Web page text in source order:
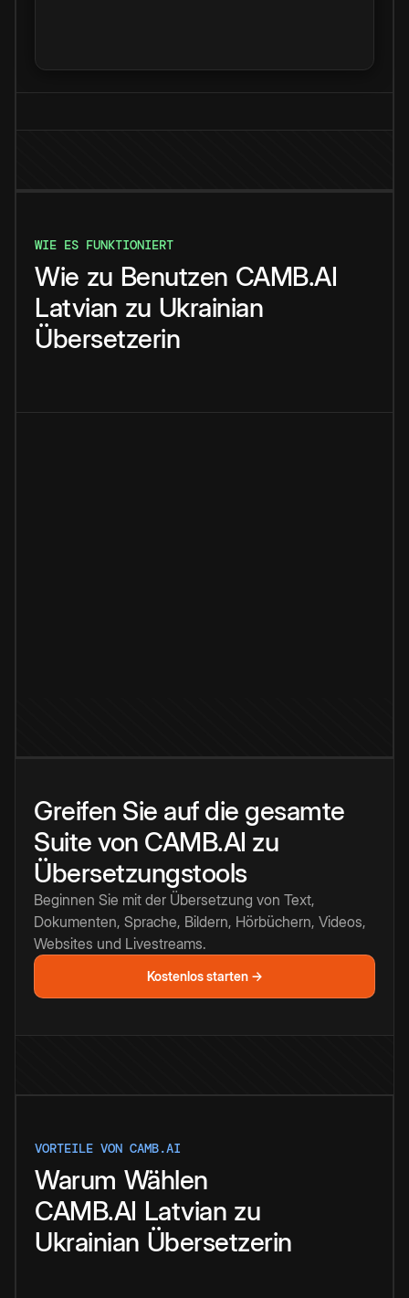
WIE ES FUNKTIONIERT
Wie zu Benutzen CAMB.AI
Latvian zu Ukrainian
Übersetzerin
Greifen Sie auf die gesamte
Suite von CAMB.AI zu
Übersetzungstools
Beginnen Sie mit der Übersetzung von Text,
Dokumenten, Sprache, Bildern, Hörbüchern, Videos,
Websites und Livestreams.
Kostenlos starten →
VORTEILE VON CAMB.AI
Warum Wählen
CAMB.AI Latvian zu
Ukrainian Übersetzerin